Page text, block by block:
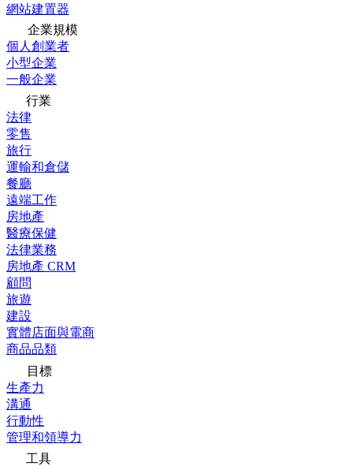
網站建置器
企業規模
個人創業者
小型企業
一般企業
行業
法律
零售
旅行
運輸和倉儲
餐廳
遠端工作
房地產
醫療保健
法律業務
房地產 CRM
顧問
旅遊
建設
實體店面與電商
商品品類
目標
生產力
溝通
行動性
管理和領導力
工具